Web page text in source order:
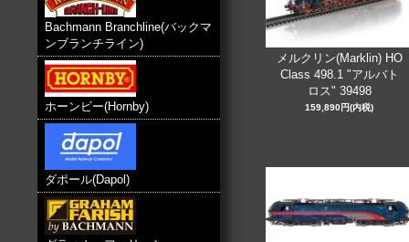
Bachmann Branchline(バックマ
ンブランチライン)
ホーンビー(Hornby)
ダポール(Dapol)
メルクリン(Marklin) HO
Class 498.1 "アルバト
ロス" 39498
159,890円(内税)